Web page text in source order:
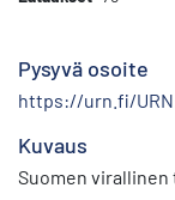
Pysyvä osoite
https://urn.fi/
Kuvaus
Suomen virallinen